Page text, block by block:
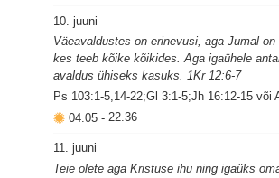
10. juuni
Väeavaldustes on erinevusi, aga Jumal on
kes teeb kõike kõikides. Aga igaühele
avaldus ühiseks kasuks. 1Kr 12:6-7
Ps 103:1-5,14-22;Gl 3:1-5;Jh 16:12-15 või
04.05-22.36
11. juuni
Teie olete aga Kristuse ihu ning igaüks